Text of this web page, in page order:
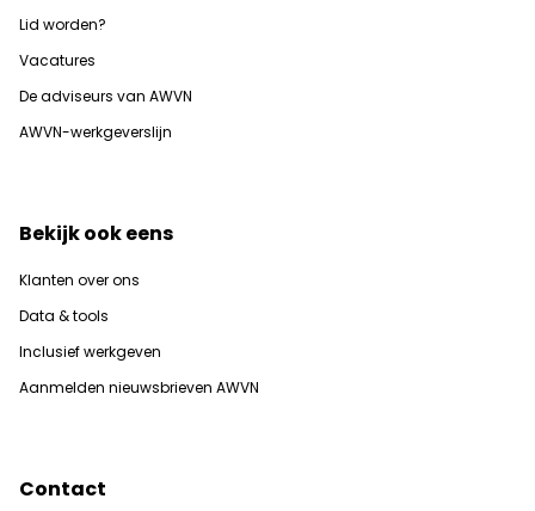
Lid worden?
Vacatures
De adviseurs van AWVN
AWVN-werkgeverslijn
Bekijk ook eens
Klanten over ons
Data & tools
Inclusief werkgeven
Aanmelden nieuwsbrieven AWVN
Contact